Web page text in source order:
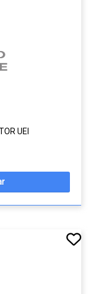
UEI